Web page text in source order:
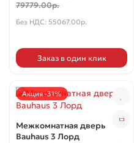
79779.00р.
Без НДС: 55067.00р.
Заказ в один клик
Акция -31%
Межкомнатная дверь
Bauhaus 3 Лорд